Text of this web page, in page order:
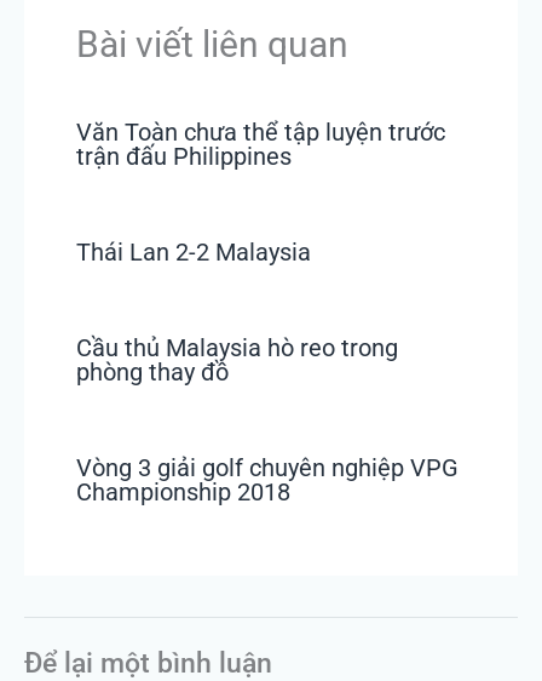
Bài viết liên quan
Văn Toàn chưa thể tập luyện trước
trận đấu Philippines
Thái Lan 2-2 Malaysia
Cầu thủ Malaysia hò reo trong
phòng thay đồ
Vòng 3 giải golf chuyên nghiệp VPG
Championship 2018
Để lại một bình luận